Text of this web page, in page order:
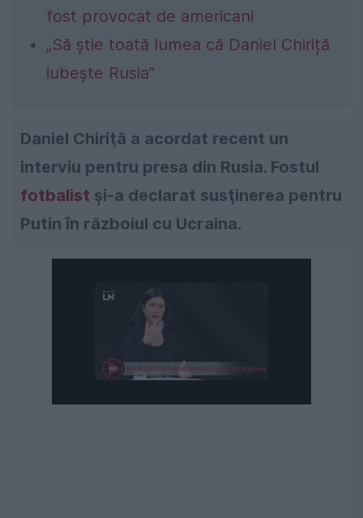
fost provocat de americani
„Să știe toată lumea că Daniel Chiriță
iubește Rusia”
Daniel Chiriţă a acordat recent un
interviu pentru presa din Rusia. Fostul
fotbalist și-a declarat susţinerea pentru
Putin în războiul cu Ucraina.